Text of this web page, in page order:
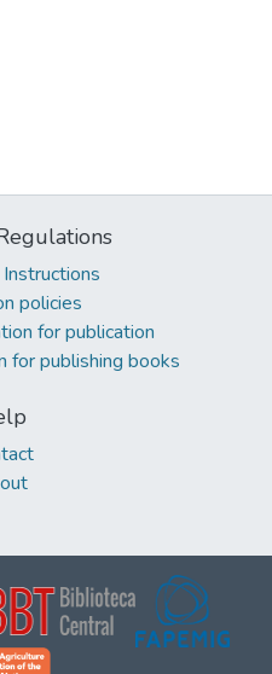
policies
for publication
for publishing books